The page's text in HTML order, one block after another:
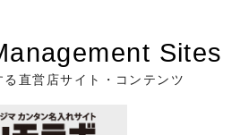
Sites
る直営店サイト・コンテンツ